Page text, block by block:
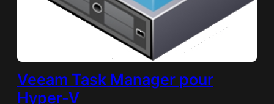
Veeam Task Manager pour
Hyper-V